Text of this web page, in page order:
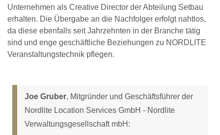
Unternehmen als Creative Director der Abteilung Setbau
erhalten. Die Übergabe an die Nachfolger erfolgt nahtlos,
da diese ebenfalls seit Jahrzehnten in der Branche tätig
sind und enge geschäftliche Beziehungen zu NORDLITE
Veranstaltungstechnik pflegen.
Joe Gruber, Mitgründer und Geschäftsführer der
Nordlite Location Services GmbH - Nordlite
Verwaltungsgesellschaft mbH: